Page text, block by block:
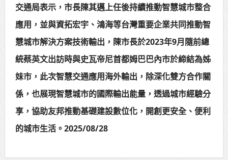
交通局表示，市長陳其邁上任後持續推動智慧城市整合
應用，並與資拓宏宇、鴻海等台灣重要企業共同推動智
慧城市解決方案技術輸出，陳市長於2023年9月隨前總
統蔡英文出訪時與史瓦帝尼首都姆巴巴內市於締結為姊
妹市，此次智慧交通應用海外輸出，除深化雙方合作關
係，也展現智慧城市的國際輸出能量，透過城市經驗分
享，協助友邦推動基礎建設數位化，開創更安全、便利
的城市生活。2025/08/28